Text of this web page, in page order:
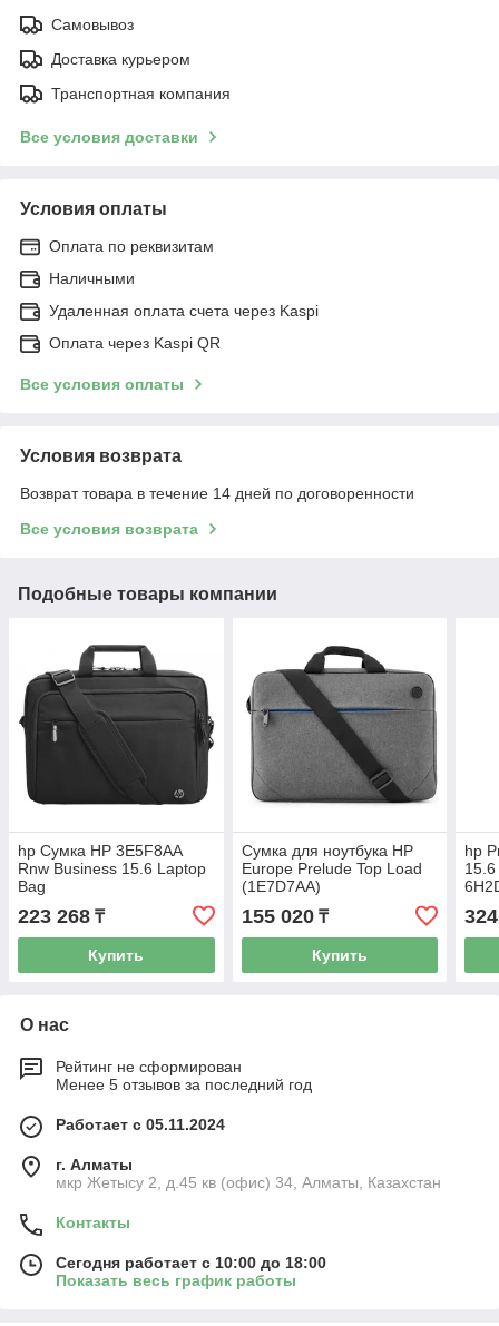
Самовывоз
Доставка курьером
Транспортная компания
Все условия доставки
Условия оплаты
Оплата по реквизитам
Наличными
Удаленная оплата счета через Kaspi
Оплата через Kaspi QR
Все условия оплаты
Условия возврата
Возврат товара в течение 14 дней по договоренности
Все условия возврата
Подобные товары компании
hp Сумка HP 3E5F8AA
Rnw Business 15.6 Laptop
Bag
223 268 ₸
Купить
Сумка для ноутбука HP
Europe Prelude Top Load
(1E7D7AA)
155 020₸
Купить
hp
О нас
Рейтинг не сформирован
Менее 5 отзывов за последний год
Работает с 05.11.2024
г. Алматы
мкр Жетысу 2, д.45 кв (офис) 34, Алматы, Казахстан
Контакты
Сегодня работает с 10:00 до 18:00
Показать весь график работы